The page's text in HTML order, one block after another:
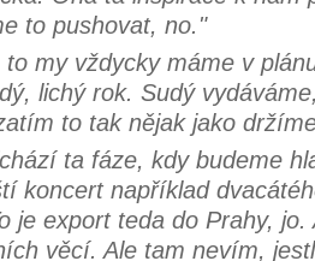
to pushovat, no."
to my vždycky máme v
lichý rok. Sudý
to tak nějak jako
ta fáze, kdy budeme
koncert například
je export teda do Prahy,
věcí. Ale tam nevím,